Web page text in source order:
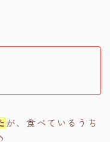
が、食べているうち